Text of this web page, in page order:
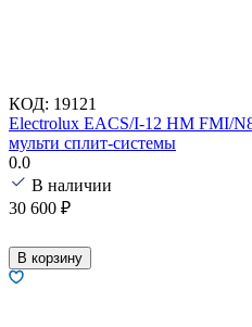
КОД: 19121
Electrolux EACS/I-12 HM FMI/
мульти сплит-системы
0.0
В наличии
30 600 ₽
В корзину